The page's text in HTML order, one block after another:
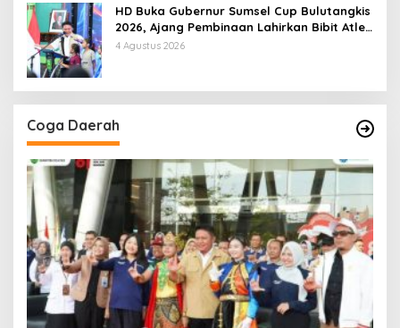
HD Buka Gubernur Sumsel Cup Bulutangkis
2026, Ajang Pembinaan Lahirkan Bibit Atlet
Baru
4 Agustus 2026
Coga Daerah